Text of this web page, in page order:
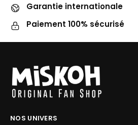
Garantie internationale
Paiement 100% sécurisé
NOS UNIVERS